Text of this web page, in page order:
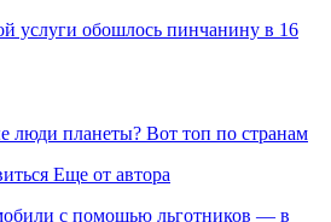
услуги обошлось пинчанину в 16
люди планеты? Вот топ по странам
Еще от автора
с помощью льготников — в